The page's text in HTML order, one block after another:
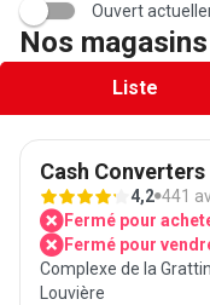
Ouvert
Nos
Liste
Cash
4,2 441
Fermé pour
Fermé pour
Complexe de la
Louvière